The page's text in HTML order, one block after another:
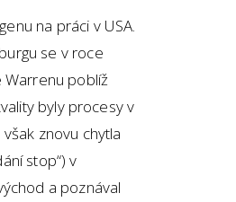
na práci v USA.
se v roce
poblíž
byly procesy v
znovu chytla
stop“) v
a poznával